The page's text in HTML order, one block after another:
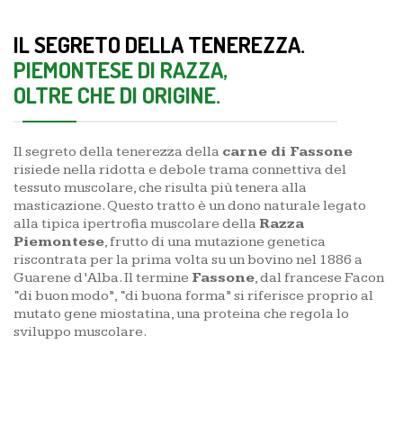
IL SEGRETO DELLA TENEREZZA.
PIEMONTESE DI RAZZA,
OLTRE CHE DI ORIGINE.
Il segreto della tenerezza della carne di Fassone
risiede nella ridotta e debole trama connettiva del
tessuto muscolare, che risulta più tenera alla
masticazione. Questo tratto è un dono naturale legato
alla tipica ipertrofia muscolare della Razza
Piemontese, frutto di una mutazione genetica
riscontrata per la prima volta su un bovino nel 1886 a
Guarene d’Alba. Il termine Fassone, dal francese Facon
“di buon modo”, “di buona forma” si riferisce proprio al
mutato gene miostatina, una proteina che regola lo
sviluppo muscolare.